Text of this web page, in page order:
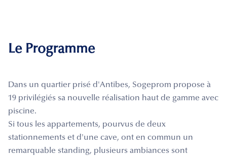
Le Programme
Dans un quartier prisé d'Antibes, Sogeprom propose à
19 privilégiés sa nouvelle réalisation haut de gamme avec
piscine.
Si tous les appartements, pourvus de deux
stationnements et d'une cave, ont en commun un
remarquable standing, plusieurs ambiances sont